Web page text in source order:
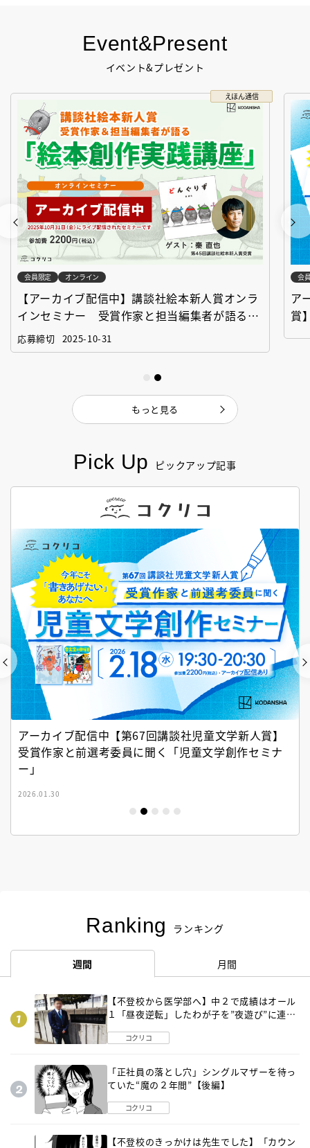
Pick Up ピックアップ記事
アーカイブ配信中【第67回講談社児童文学新人賞】
受賞作家と前選考委員に聞く「児童文学創作セミナ
ー」
2026.01.30
Ranking ランキング
週間 月間
【不登校から医学部へ】中２で成績はオール
１「昼夜逆転」したわが子を”夜遊び”に連れ
コクリコ
「正社員の落とし穴」シングルマザーを待っ
ていた“魔の２年間”【後編】
コクリコ
【不登校のきっかけは先生でした】「カウン
Event&Present
イベント&プレゼント
えほん通信
会員限定 オンライン
【アーカイブ配信中】講談社絵本新人賞オンラ
インセミナー 受賞作家と担当編集者が語る
「絵本創作実践講座」
応募締切 2025-10-31
会
ア
賞
もっと見る